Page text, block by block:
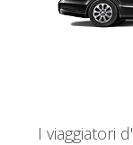
I viaggiatori